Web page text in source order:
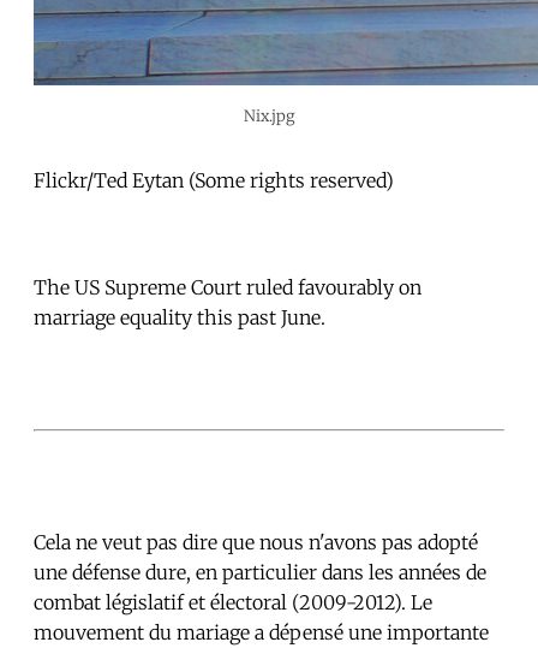
Nix.jpg
Flickr/Ted Eytan (Some rights reserved)
The US Supreme Court ruled favourably on
marriage equality this past June.
Cela ne veut pas dire que nous n'avons pas adopté
une défense dure, en particulier dans les années de
combat législatif et électoral (2009-2012). Le
mouvement du mariage a dépensé une importante